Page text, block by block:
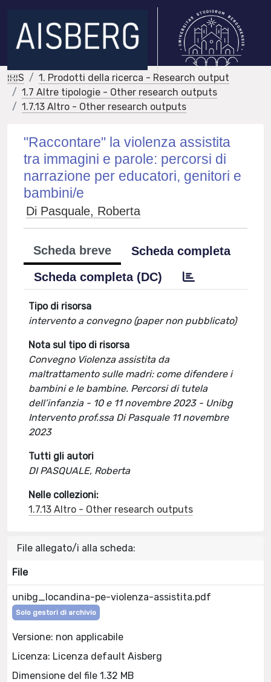
IRIS
1. Prodotti della ricerca - Research output
1.7 Altre tipologie - Other research outputs
1.7.13 Altro - Other research outputs
"Raccontare" la violenza assistita
tra immagini e parole: percorsi di
narrazione per educatori, genitori e
bambini/e
Di Pasquale, Roberta
Scheda breve
Scheda completa
Scheda completa (DC)
Tipo di risorsa
intervento a convegno (paper non pubblicato)
Nota sul tipo di risorsa
Convegno Violenza assistita da
maltrattamento sulle madri: come difendere i
bambini e le bambine. Percorsi di tutela
dell’infanzia - 10 e 11 novembre 2023 - Unibg
Intervento prof.ssa Di Pasquale 11 novembre
2023
Tutti gli autori
DI PASQUALE, Roberta
Nelle collezioni:
1.7.13 Altro - Other research outputs
File allegato/i alla scheda:
File
unibg_locandina-pe-violenza-assistita.pdf
Solo gestori di archivio
Versione: non applicabile
Licenza: Licenza default Aisberg
Dimensione del file 1.32 MB